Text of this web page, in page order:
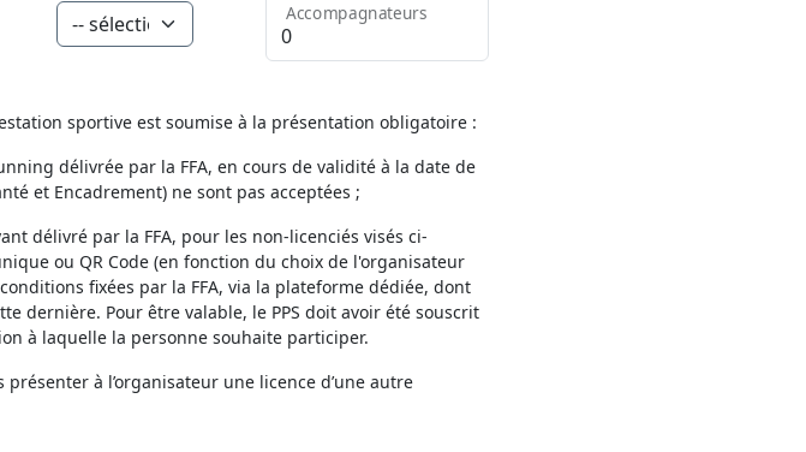
Accompagnateurs
sportive est soumise à la présentation obligatoire :
délivrée par la FFA, en cours de validité à la date de
et Encadrement) ne sont pas acceptées ;
délivré par la FFA, pour les non-licenciés visés ci-
ou QR Code (en fonction du choix de l'organisateur
fixées par la FFA, via la plateforme dédiée, dont
dernière. Pour être valable, le PPS doit avoir été souscrit
à laquelle la personne souhaite participer.
à l’organisateur une licence d’une autre